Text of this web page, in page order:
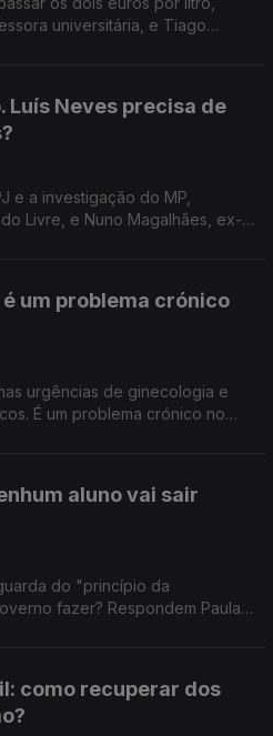
universitária, e Tiago
Neves precisa de
e a investigação do MP,
Livre, e Nuno Magalhães, ex-
um problema crónico
urgências de ginecologia e
É um problema crónico no
aluno vai sair
do "princípio da
fazer? Respondem Paula
como recuperar dos